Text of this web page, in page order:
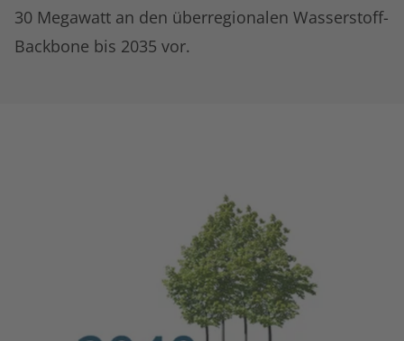
30 Megawatt an den überregionalen Wasserstoff-
Backbone bis 2035 vor.